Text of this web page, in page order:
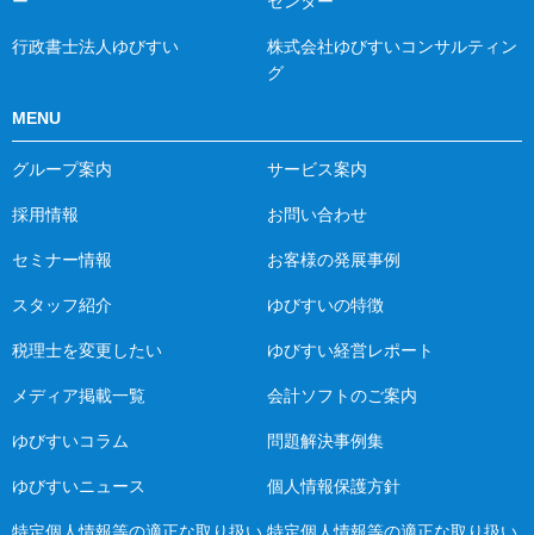
行政書士法人ゆびすい
株式会社ゆびすいコンサルティン
グ
MENU
グループ案内 サービス案内
採用情報 お問い合わせ
セミナー情報 お客様の発展事例
スタッフ紹介 ゆびすいの特徴
税理士を変更したい ゆびすい経営レポート
メディア掲載一覧 会計ソフトのご案内
ゆびすいコラム 問題解決事例集
ゆびすいニュース 個人情報保護方針